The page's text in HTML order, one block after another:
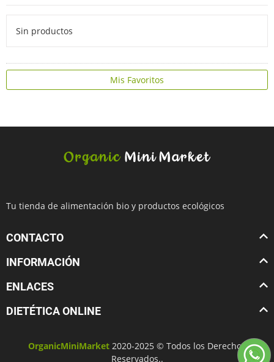
Sin productos
Mis Favoritos
Tu tienda de alimentación bio y productos ecológicos
CONTACTO
INFORMACIÓN
ENLACES
DIETÉTICA ONLINE
OrganicMiniMarket 2020-2025 © Todos los Derechos
Reservados..